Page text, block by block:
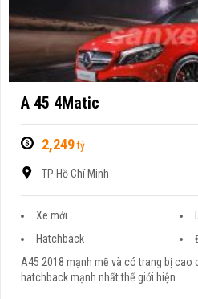
A 45 4Matic
2,249tỷ
TP Hồ Chí Minh
Xe mới
Hatchback
A45 2018 mạnh mẽ và có trang bị cao
hatchback mạnh nhất thế giới hiện ...